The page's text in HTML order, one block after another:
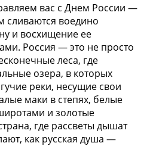
вас с Днем России —
сливаются воедино
и восхищение ее
Россия — это не просто
леса, где
озера, в которых
реки, несущие свои
маки в степях, белые
и золотые
где рассветы дышат
как русская душа —